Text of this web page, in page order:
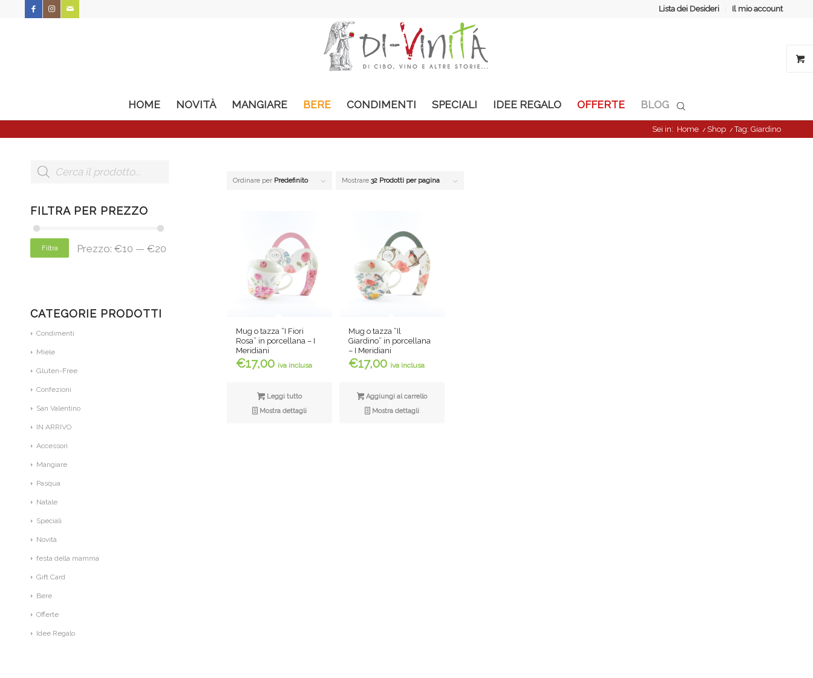
Lista dei Desideri Il mio account
HOME NOVITÀ MANGIARE BERE CONDIMENTI SPECIALI IDEE REGALO OFFERTE BLOG
Sei in: Home / Shop /Tag: Giardino
Ordinare per Predefinito Mostrare 32 Prodotti per pagina
Mug o tazza “I Fiori
Rosa” in porcellana – I
Meridiani
€17,00 iva inclusa
Leggi tutto
Mostra dettagli
Mug o tazza “Il
Giardino” in porcellana
– I Meridiani
€17,00 iva inclusa
Aggiungi al carrello
Mostra dettagli
FILTRA PER PREZZO
Filtra Prezzo: €10 — €20
CATEGORIE PRODOTTI
Condimenti
Miele
Gluten-Free
Confezioni
San Valentino
IN ARRIVO
Accessori
Mangiare
Pasqua
Natale
Speciali
Novità
festa della mamma
Gift Card
Bere
Offerte
Idee Regalo